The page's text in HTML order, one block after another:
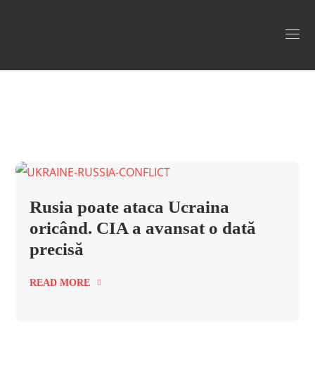
Rusia poate ataca Ucraina
oricând. CIA a avansat o dată
precisă
READ MORE